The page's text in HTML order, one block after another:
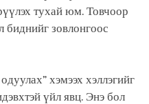
тухай юм. Товчоор
зовлонгоос
хэмээх хэллэгийг
үйл явц. Энэ бол